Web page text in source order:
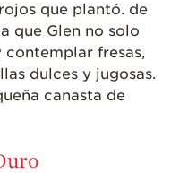
que plantó. de
que Glen no solo
fresas,
dulces y jugosas.
canasta de